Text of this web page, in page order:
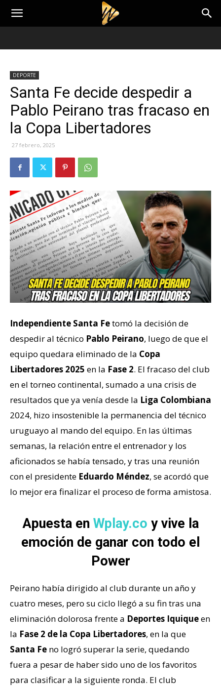
DEPORTE
Santa Fe decide despedir a
Pablo Peirano tras fracaso en
la Copa Libertadores
27 febrero, 2025
Independiente Santa Fetomó la decisión de
despedir al técnico Pablo Peirano, luego de que el
equipo quedara eliminado de la Copa
Libertadores 2025 en la Fase 2. El fracaso del club
en el torneo continental, sumado a una crisis de
resultados que ya venía desde la Liga Colombiana
2024, hizo insostenible la permanencia del técnico
uruguayo al mando del equipo. En las últimas
semanas, la relación entre el entrenador y los
aficionados se había tensado, y tras una reunión
con el presidente Eduardo Méndez, se acordó que
lo mejor era finalizar el proceso de forma amistosa.
Apuesta en Wplay.co y vive la
emoción de ganar con todo el
Power
Peirano había dirigido al club durante un año y
cuatro meses, pero su ciclo llegó a su fin tras una
eliminación dolorosa frente a Deportes Iquiqueen
la Fase 2 de la Copa Libertadores, en la que
Santa Fe no logró superar la serie, quedando
fuera a pesar de haber sido uno de los favoritos
para clasificar a la siguiente ronda. El club